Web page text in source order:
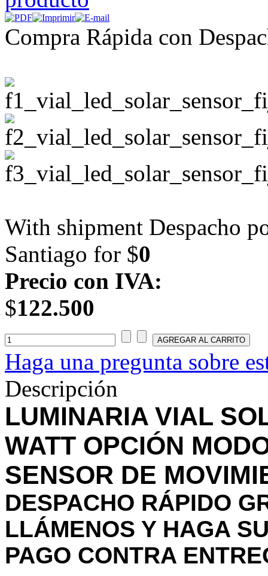
Compra Rápida con
With shipment Despacho
Santiago for $0
Precio con IVA:
$122.500
Haga una pregunta sobre
Descripción
LUMINARIA VIAL
WATT OPCIÓN
SENSOR DE
DESPACHO RÁPIDO
LLÁMENOS Y HAGA
PAGO CONTRA